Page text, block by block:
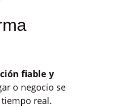
fiable y
o negocio se
real.